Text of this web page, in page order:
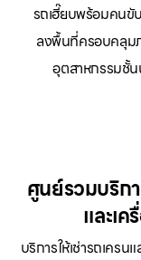
รถเฮี๊ยบพร้อมคนขั
ลงพื้นที่ครอบคลุม
อุตสาหกรรมชั้น
ศูนย์รวมบริกา
และเ
บริการให้เช่ารถเคร